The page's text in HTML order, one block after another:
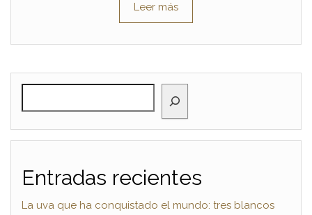
Leer más
Entradas recientes
La uva que ha conquistado el mundo: tres blancos